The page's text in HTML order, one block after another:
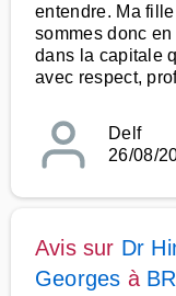
entendre. Ma
sommes donc
dans la capitale
avec respect,
Delf
26/08/
Avis sur Dr
Georges à